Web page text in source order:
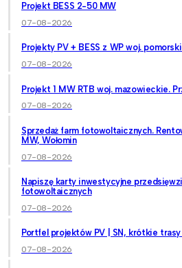
Projekt BESS 2-50 MW
07-08-2026
Projekty PV + BESS z WP woj.
07-08-2026
Projekt 1 MW RTB woj. mazowieckie.
07-08-2026
Sprzedaż farm fotowoltaicznych.
MW, Wołomin
07-08-2026
Napiszę karty inwestycyjne
fotowoltaicznych
07-08-2026
Portfel projektów PV | SN, krótkie trasy
07-08-2026